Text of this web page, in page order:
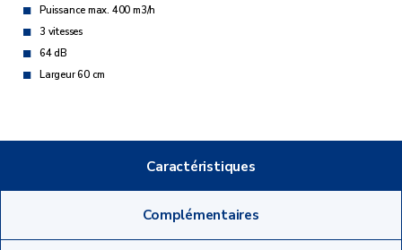
Puissance max. 400 m3/h
3 vitesses
64 dB
Largeur 60 cm
Caractéristiques
Complémentaires